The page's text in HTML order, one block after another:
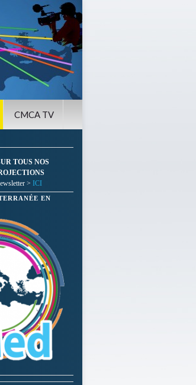
CMCA TV
TOUS NOS
> ICI
EN